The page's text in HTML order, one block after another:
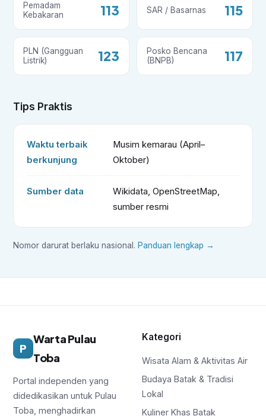
Pemadam
Kebakaran
113 SAR / Basarnas 115
PLN (Gangguan
Listrik)
123
Posko Bencana
(BNPB)
117
Tips Praktis
Waktu terbaik
berkunjung
Musim kemarau (April–
Oktober)
Sumber data
Wikidata, OpenStreetMap,
sumber resmi
Nomor darurat berlaku nasional. Panduan lengkap →
P
Warta Pulau
Toba
Portal independen yang
didedikasikan untuk Pulau
Toba, menghadirkan
Kategori
Wisata Alam & Aktivitas Air
Budaya Batak & Tradisi
Lokal
Kuliner Khas Batak